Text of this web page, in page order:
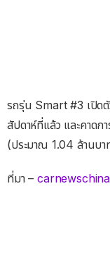
รถรุ่น Smart #3 เปิด
สัปดาห์ที่แล้ว และคาดก
(ประมาณ 1.04 ล้านบา
ที่มา –carnewschina